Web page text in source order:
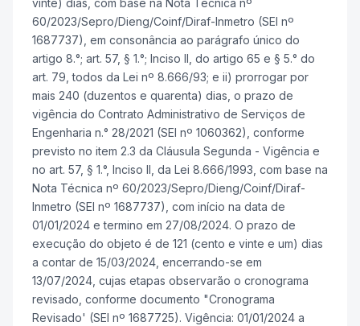
vinte) dias, com base na Nota Técnica nº
60/2023/Sepro/Dieng/Coinf/Diraf-Inmetro (SEI nº
1687737), em consonância ao parágrafo único do
artigo 8.°; art. 57, § 1.°; Inciso II, do artigo 65 e § 5.° do
art. 79, todos da Lei nº 8.666/93; e ii) prorrogar por
mais 240 (duzentos e quarenta) dias, o prazo de
vigência do Contrato Administrativo de Serviços de
Engenharia n.° 28/2021 (SEI nº 1060362), conforme
previsto no item 2.3 da Cláusula Segunda - Vigência e
no art. 57, § 1.°, Inciso II, da Lei 8.666/1993, com base na
Nota Técnica nº 60/2023/Sepro/Dieng/Coinf/Diraf-
Inmetro (SEI nº 1687737), com início na data de
01/01/2024 e termino em 27/08/2024. O prazo de
execução do objeto é de 121 (cento e vinte e um) dias
a contar de 15/03/2024, encerrando-se em
13/07/2024, cujas etapas observarão o cronograma
revisado, conforme documento "Cronograma
Revisado' (SEI nº 1687725). Vigência: 01/01/2024 a